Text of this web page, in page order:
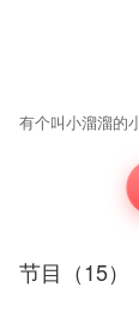
节目（15）